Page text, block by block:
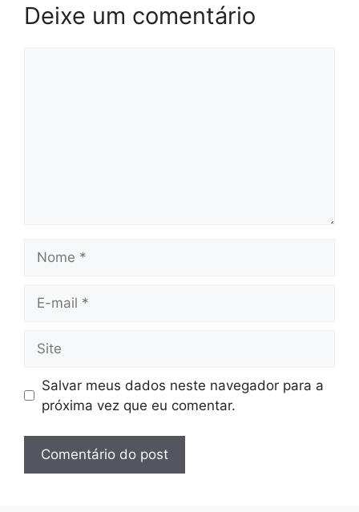
Deixe um comentário
mail
Salvar meus dados neste navegador para a
próxima vez que eu comentar.